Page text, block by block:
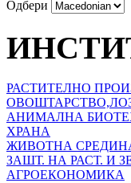
Одбери
РАСТИТЕЛНО
АНИМАЛНА
ХРАНА
ЖИВОТНА
ЗАШТ. НА РАСТ. И
АГРОЕКОНОМИКА